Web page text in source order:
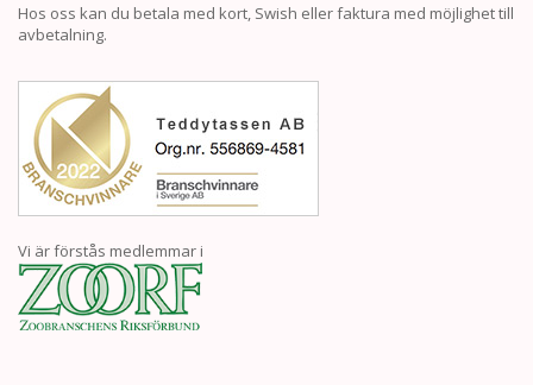
Hos oss kan du betala med kort, Swish eller faktura med möjlighet till
avbetalning.
Vi är förstås medlemmar i